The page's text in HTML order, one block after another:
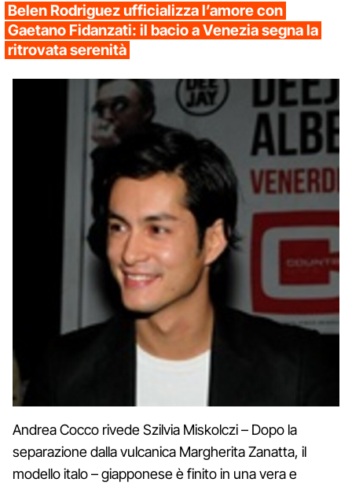
Belen Rodriguez ufficializza l’amore con
Gaetano Fidanzati: il bacio a Venezia segna la
ritrovata serenità
Andrea Cocco rivede Szilvia Miskolczi – Dopo la
separazione dalla vulcanica Margherita Zanatta, il
modello italo – giapponese è finito in una vera e